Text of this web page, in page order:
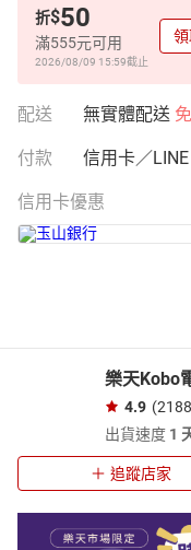
折$50
滿555元可用
2026/08/09 15:59截止
配送 無實體配送
付款 信用卡／
信用卡優惠
樂天Kobo
4.9
出貨速度 1
追蹤店家